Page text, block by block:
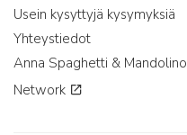
Usein kysyttyjä kysymyksiä
Yhteystiedot
Anna Spaghetti & Mandolino
Network